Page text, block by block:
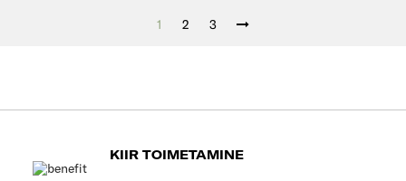
1 2 3
KIIR TOIMETAMINE